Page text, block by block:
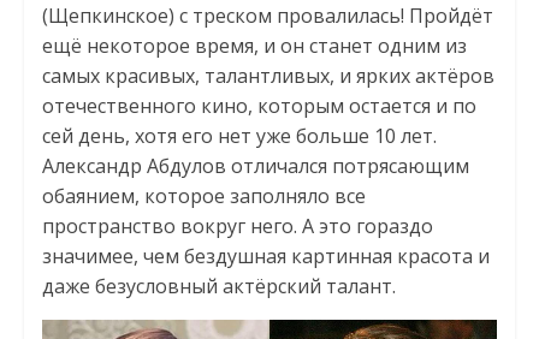
(Щепкинское) с треском провалилась! Пройдёт
ещё некоторое время, и он станет одним из
самых красивых, талантливых, и ярких актёров
отечественного кино, которым остается и по
сей день, хотя его нет уже больше 10 лет.
Александр Абдулов отличался потрясающим
обаянием, которое заполняло все
пространство вокруг него. А это гораздо
значимее, чем бездушная картинная красота и
даже безусловный актёрский талант.